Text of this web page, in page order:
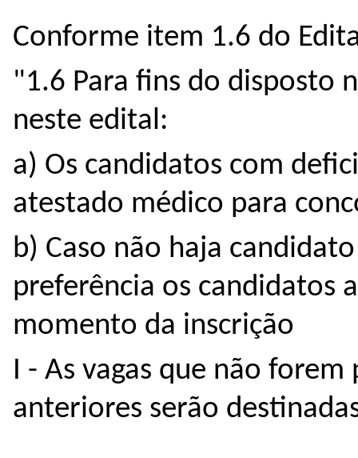
Conforme item 1.6 do
"1.6 Para fins do disposto
neste edital:
a) Os candidatos com
atestado médico para
b) Caso não haja
preferência os candidatos
momento da inscrição
I - As vagas que não
anteriores serão